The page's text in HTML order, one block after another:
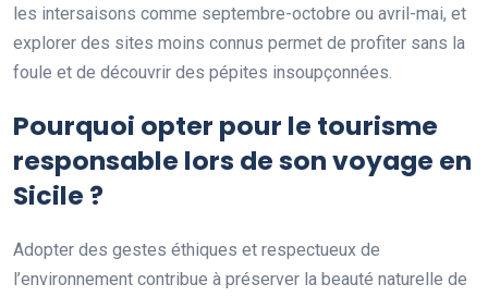
les intersaisons comme septembre-octobre ou avril-mai, et
explorer des sites moins connus permet de profiter sans la
foule et de découvrir des pépites insoupçonnées.
Pourquoi opter pour le tourisme
responsable lors de son voyage en
Sicile ?
Adopter des gestes éthiques et respectueux de
l’environnement contribue à préserver la beauté naturelle de